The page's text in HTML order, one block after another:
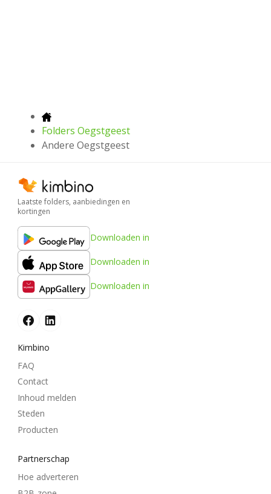
Folders Oegstgeest
Andere Oegstgeest
Laatste folders, aanbiedingen en
kortingen
Downloaden in
Downloaden in
Downloaden in
Kimbino
FAQ
Contact
Inhoud melden
Steden
Producten
Partnerschap
Hoe adverteren